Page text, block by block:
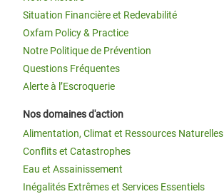
Situation Financière et Redevabilité
Oxfam Policy & Practice
Notre Politique de Prévention
Questions Fréquentes
Alerte à l’Escroquerie
Nos domaines d'action
Alimentation, Climat et Ressources Naturelles
Conflits et Catastrophes
Eau et Assainissement
Inégalités Extrêmes et Services Essentiels